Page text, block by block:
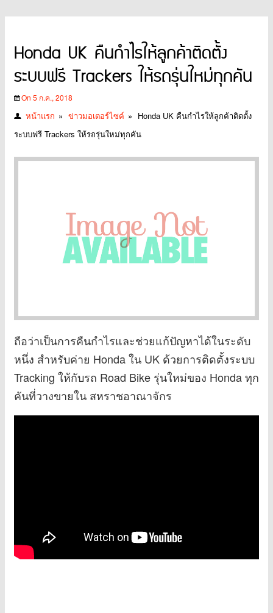
Honda UK คืนกำไรให้ลูกค้าติดตั้ง
ระบบฟรี Trackers ให้รถรุ่นใหม่ทุกคัน
On 5 ก.ค., 2018
หน้าแรก » ข่าวมอเตอร์ไซค์ » Honda UK คืนกำไรให้ลูกค้าติดตั้ง
ระบบฟรี Trackers ให้รถรุ่นใหม่ทุกคัน
ถือว่าเป็นการคืนกำไรและช่วยแก้ปัญหาได้ในระดับ
หนึ่ง สำหรับค่าย Honda ใน UK ด้วยการติดตั้งระบบ
Tracking ให้กับรถ Road Bike รุ่นใหม่ของ Honda ทุก
คันที่วางขายใน สหราชอาณาจักร